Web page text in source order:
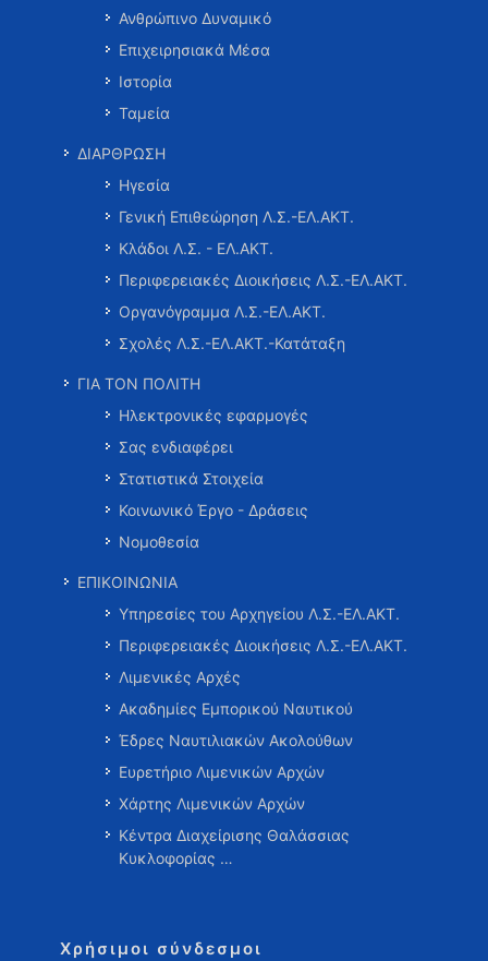
Ανθρώπινο Δυναμικό
Επιχειρησιακά Μέσα
Ιστορία
Ταμεία
ΔΙΑΡΘΡΩΣΗ
Ηγεσία
Γενική Επιθεώρηση Λ.Σ.-ΕΛ.ΑΚΤ.
Κλάδοι Λ.Σ. - ΕΛ.ΑΚΤ.
Περιφερειακές Διοικήσεις Λ.Σ.-ΕΛ.ΑΚΤ.
Οργανόγραμμα Λ.Σ.-ΕΛ.ΑΚΤ.
Σχολές Λ.Σ.-ΕΛ.ΑΚΤ.-Κατάταξη
ΓΙΑ ΤΟΝ ΠΟΛΙΤΗ
Ηλεκτρονικές εφαρμογές
Σας ενδιαφέρει
Στατιστικά Στοιχεία
Κοινωνικό Έργο - Δράσεις
Νομοθεσία
ΕΠΙΚΟΙΝΩΝΙΑ
Υπηρεσίες του Αρχηγείου Λ.Σ.-ΕΛ.ΑΚΤ.
Περιφερειακές Διοικήσεις Λ.Σ.-ΕΛ.ΑΚΤ.
Λιμενικές Αρχές
Ακαδημίες Εμπορικού Ναυτικού
Έδρες Ναυτιλιακών Ακολούθων
Ευρετήριο Λιμενικών Αρχών
Χάρτης Λιμενικών Αρχών
Κέντρα Διαχείρισης Θαλάσσιας
Κυκλοφορίας …
Χρήσιμοι σύνδεσμοι